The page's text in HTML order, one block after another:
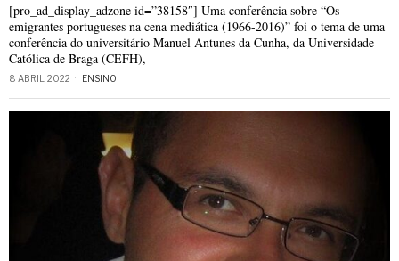
[pro_ad_display_adzone id=”38158″] Uma conferência sobre “Os
emigrantes portugueses na cena mediática (1966-2016)” foi o tema de uma
conferência do universitário Manuel Antunes da Cunha, da Universidade
Católica de Braga (CEFH),
8 ABRIL, 2022 ENSINO